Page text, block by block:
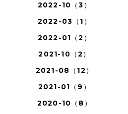
2022-10（3）
2022-03（1）
2022-01（2）
2021-10（2）
2021-08（12）
2021-01（9）
2020-10（8）